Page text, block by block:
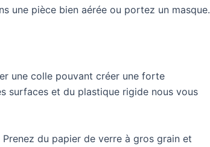
une pièce bien aérée ou portez un masque.
une colle pouvant créer une forte
surfaces et du plastique rigide nous vous
Prenez du papier de verre à gros grain et